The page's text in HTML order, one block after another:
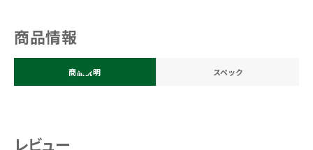
商品情報
商品説明 スペック
レビュー